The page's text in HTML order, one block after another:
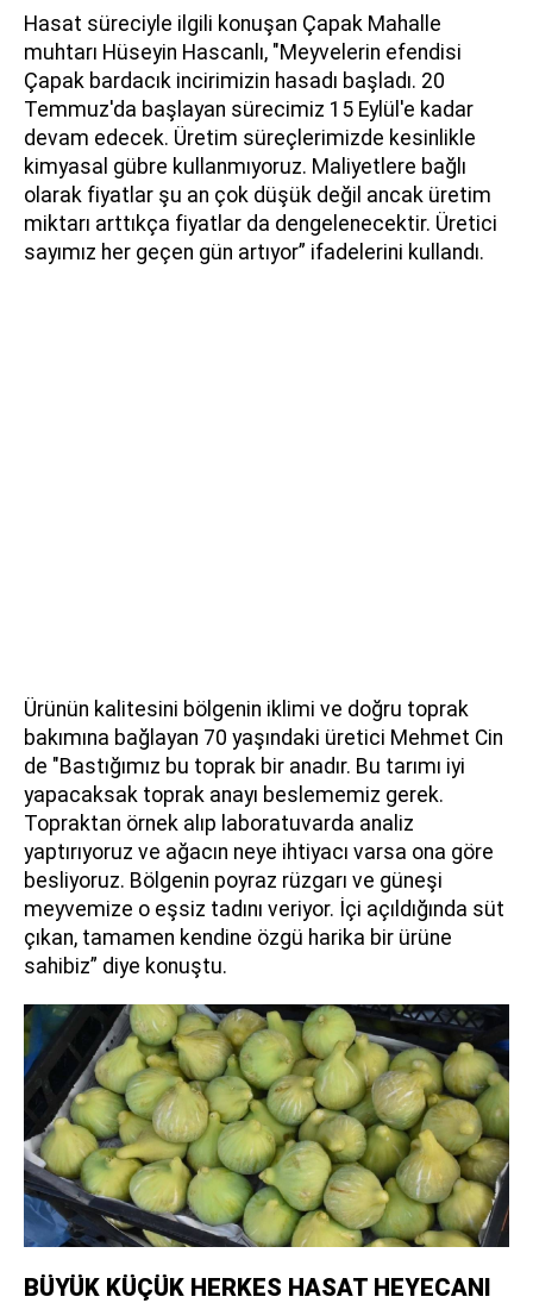
Hasat süreciyle ilgili konuşan Çapak Mahalle
muhtarı Hüseyin Hascanlı, "Meyvelerin efendisi
Çapak bardacık incirimizin hasadı başladı. 20
Temmuz'da başlayan sürecimiz 15 Eylül'e kadar
devam edecek. Üretim süreçlerimizde kesinlikle
kimyasal gübre kullanmıyoruz. Maliyetlere bağlı
olarak fiyatlar şu an çok düşük değil ancak üretim
miktarı arttıkça fiyatlar da dengelenecektir. Üretici
sayımız her geçen gün artıyor” ifadelerini kullandı.
Ürünün kalitesini bölgenin iklimi ve doğru toprak
bakımına bağlayan 70 yaşındaki üretici Mehmet Cin
de "Bastığımız bu toprak bir anadır. Bu tarımı iyi
yapacaksak toprak anayı beslememiz gerek.
Topraktan örnek alıp laboratuvarda analiz
yaptırıyoruz ve ağacın neye ihtiyacı varsa ona göre
besliyoruz. Bölgenin poyraz rüzgarı ve güneşi
meyvemize o eşsiz tadını veriyor. İçi açıldığında süt
çıkan, tamamen kendine özgü harika bir ürüne
sahibiz” diye konuştu.
BÜYÜK KÜÇÜK HERKES HASAT HEYECANI